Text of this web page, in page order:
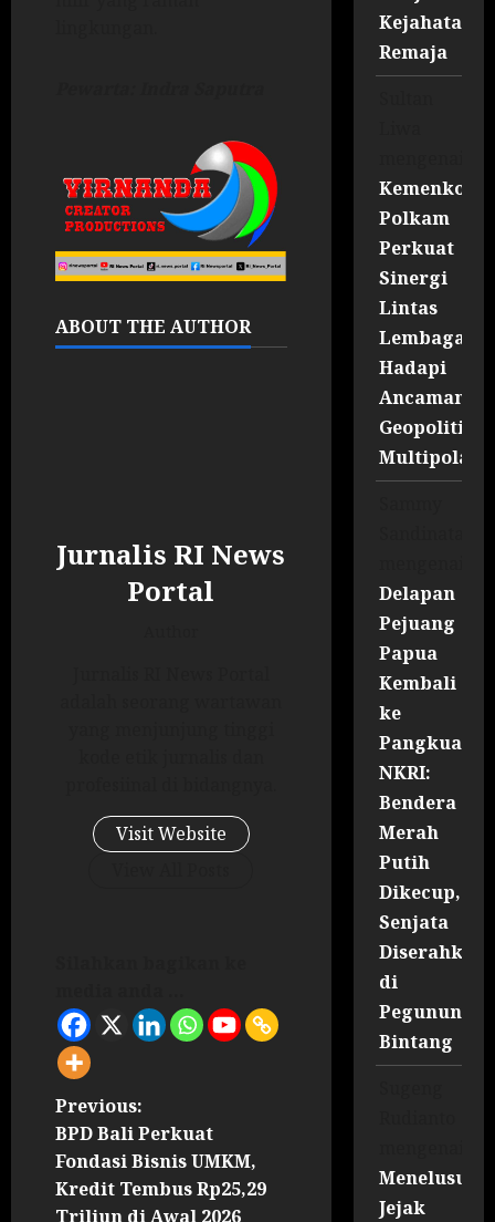
ABOUT THE AUTHOR
Jurnalis RI News
Portal
Visit Website
Previous:
BPD Bali Perkuat
Fondasi Bisnis UMKM,
Kredit Tembus Rp25,29
Triliun di Awal 2026
Kejahatan
Remaja
Kemenko
Polkam
Perkuat
Sinergi
Lintas
Lembaga
Hadapi
Ancaman
Geopolitik
Multipolar
Delapan
Pejuang
Papua
Kembali
ke
Pangkuan
NKRI:
Bendera
Merah
Putih
Dikecup,
Senjata
Diserahkan
di
Bintang
Menelusuri
Jejak